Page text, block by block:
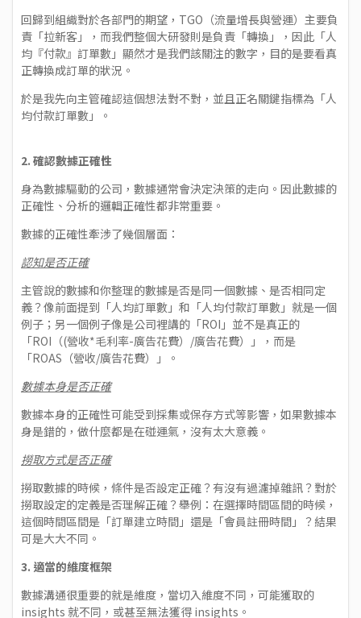
回歸到組織對於各部門的期望，TGO（流量增長與營運）主要負
責「拉新客」，而我們整個大研發則是負責「轉換」，因此「人
均『付款』訂單數」顯然才是我們該關注的數字，目的是要看真
正轉換成訂單的狀況。
於是我先向主管確認這個想法對不對，並且正名關鍵指標為「人
均付款訂單數」。
2. 確認數據正確性
身為數據驅動的公司，數據通常會決定決策的走向。因此數據的
正確性、分析的邏輯正確性都非常重要。
數據的正確性牽涉了幾個層面：
認知是否正確
主管說的數據和你整理的數據是否是同一個數據、是否相同定
義？像前面提到「人均訂單數」和「人均付款訂單數」就是一個
例子；另一個例子像是公司裡講的「ROI」並不是真正的
「ROI（(營收*毛利率-廣告花費）/廣告花費）」，而是
「ROAS（營收/廣告花費）」。
數據本身是否正確
數據本身的正確性可能受到採集或保存方式等影響，如果數據本
身是錯的，做什麼都是在碰運氣，沒有太大意義。
撈取方式是否正確
撈取數據的時候，條件是否設定正確？有沒有過濾掉雜訊？對於
撈取設定的定義是否理解正確？舉例：在選擇時間區間的時候，
這個時間區間是「訂單建立時間」還是「會員註冊時間」？結果
可是大大不同。
3. 適當的維度框架
數據溝通很重要的就是維度，當切入維度不同，可能獲取的
insights 就不同，或甚至無法獲得 insights。